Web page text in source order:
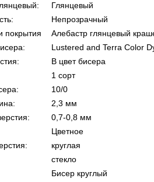
Глянцевый
Непрозрачный
покрытия
Алебастр глянцевый
Lustered and Terra Color
В цвет бисера
1 сорт
10/0
2,3 мм
0,7-0,8 мм
Цветное
круглая
стекло
Бисер круглый